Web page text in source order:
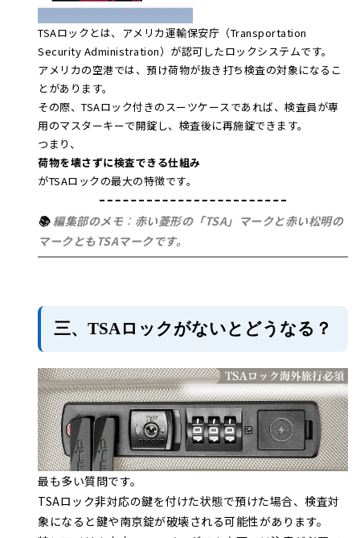
TSAロックとは、アメリカ運輸保安庁（Transportation
Security Administration）が認可したロックシステムです。
アメリカの空港では、預け荷物が抜き打ち検査の対象になるこ
とがあります。
その際、TSAロック付きのスーツケースであれば、検査員が専
用のマスターキーで開錠し、検査後に再施錠できます。
つまり、
荷物を壊さずに検査できる仕組み
がTSAロックの最大の特徴です。
📚 編集部のメモ ： 赤い菱形の「TSA」マークと赤い松明の
マークともTSAマークです。
三、TSAロックがないとどうなる？
最も多い質問です。
TSAロック非対応の鍵を付けた状態で預けた場合、検査対
象になると鍵や南京錠が破壊される可能性があります。